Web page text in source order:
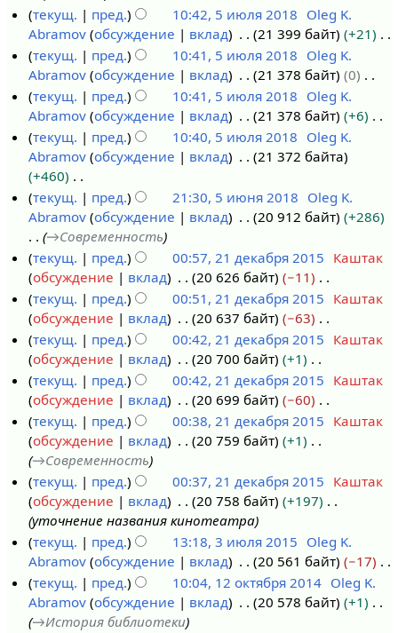
1
р
а
в
к
и
и
я
р
а
в
к
и
я
р
2
1
о
п
и
с
а
н
я
п
р
а
в
к
и
к
я
р
2
8
и
л
2
8
текущ. пред. 10:42, 5 июля 2018 Oleg K.
Abramov обсуждение вклад 21 399 байт
+21
Н
е
т
о
п
и
с
а
н
п
р
а
в
к
и
текущ. пред. 10:41, 5 июля 2018 Oleg K.
Abramov обсуждение вклад 21 378 байт
0
Н
е
т
о
п
и
с
н
и
я
п
р
а
в
к
и
текущ. пред. 10:41, 5 июля 2018 Oleg K.
Abramov обсуждение вклад 21 378 байт
+6
Н
е
т
о
п
с
а
н
и
я
п
р
а
в
к
и
текущ. пред. 10:40, 5 июля 2018 Oleg K.
Abramov обсуждение вклад
21 372 байта
+460
Н
е
о
п
и
с
а
н
и
я
п
р
а
в
к
и
ю
я
0
8
текущ. пред. 21:30, 5 июня 2018 Oleg K.
Abramov обсуждение вклад 20 912 байт
+286
→Современность
1
е
а
р
0
текущ. пред. 00:57, 21 декабря 2015 Каштак
обсуждение
вклад 20 626 байт
−11
Н
е
т
о
п
и
с
а
н
и
я
п
р
а
в
к
и
текущ. пред. 00:51, 21 декабря 2015 Каштак
обсуждение
вклад 20 637 байт
−63
Н
е
т
о
п
и
с
а
н
и
я
п
р
а
в
текущ. пред. 00:42, 21 декабря 2015 Каштак
обсуждение
вклад 20 700 байт
+1
Н
е
т
о
п
и
с
а
н
и
п
р
текущ. пред. 00:42, 21 декабря 2015 Каштак
обсуждение
вклад 20 699 байт
−60
Н
е
т
о
п
и
с
а
н
и
я
текущ. пред. 00:38, 21 декабря 2015 Каштак
обсуждение
вклад 20 759 байт
+1
→Современность
текущ.
пред. 00:37, 21 декабря 2015 Каштак
обсуждение
вклад 20 758 байт
+197
уточнение названия кинотеатра
и
текущ. пред. 13:18, 3 июля 2015 Oleg K.
Abramov обсуждение вклад 20 561 байт
−17
Н
е
т
текущ. пред. 10:04, 12 октября 2014 Oleg K.
Abramov обсуждение вклад 20 578 байт
+1
→История библиотеки